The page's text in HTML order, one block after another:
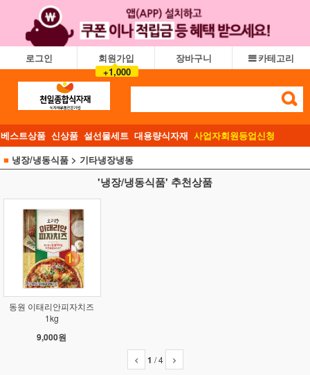
로그인
회원가입
+1,000
장바구니 카테고리
베스트상품 신상품 설선물세트 대용량식자재 사업자회원등업신청
■ 냉장/냉동식품 > 기타냉장냉동
'냉장/냉동식품' 추천상품
동원 이태리안피자치즈
1kg
9,000원
1 /4